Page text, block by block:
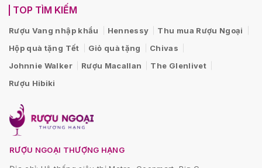
TOP TÌM KIẾM
Rượu Vang nhập khẩu Hennessy
Thu mua Rượu Ngoại
Hộp quà tặng Tết
Giỏ quà tặng
Chivas
Johnnie Walker
Rượu Macallan
The Glenlivet
Rượu Hibiki
RƯỢU NGOẠI THƯỢNG HẠNG